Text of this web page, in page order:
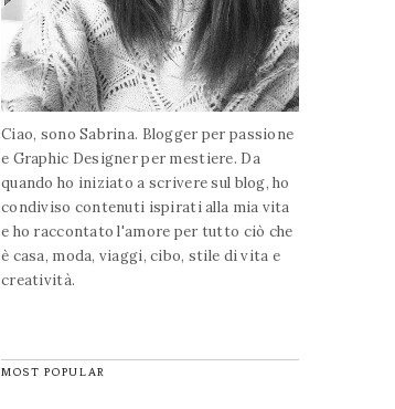
Ciao, sono Sabrina. Blogger per passione
e Graphic Designer per mestiere. Da
quando ho iniziato a scrivere sul blog, ho
condiviso contenuti ispirati alla mia vita
e ho raccontato l'amore per tutto ciò che
è casa, moda, viaggi, cibo, stile di vita e
creatività.
MOST POPULAR